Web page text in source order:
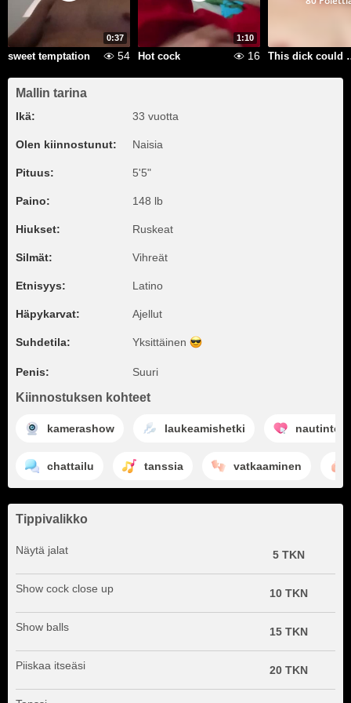
0:37
sweet temptation 54
1:10
Hot cock 16 This
Mallin tarina
Ikä: 33 vuotta
Olen kiinnostunut: Naisia
Pituus: 5'5"
Paino: 148 lb
Hiukset: Ruskeat
Silmät: Vihreät
Etnisyys: Latino
Häpykarvat: Ajellut
Suhdetila: Yksittäinen
Penis: Suuri
Kiinnostuksen kohteet
kamerashow laukeamishetki nautinto
chattailu tanssia vatkaaminen
Tippivalikko
Näytä jalat 5 TKN
Show cock close up 10 TKN
Show balls 15 TKN
Piiskaa itseäsi 20 TKN